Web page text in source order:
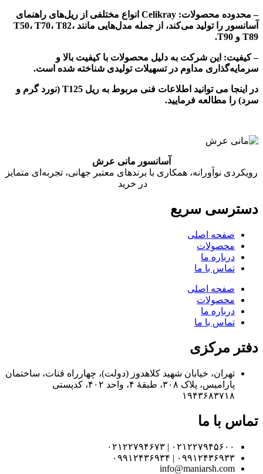
– محدوده محصولات: Celikray انواع مختلفی از ریل‌های راهنمای
آسانسور را تولید می‌کند، از جمله مدل‌هایی مانند T50، T70، T82،
T89 و T90.
– کیفیت: این شرکت به دلیل محصولات با کیفیت بالا و
سرمایه‌گذاری مداوم در تسهیلات تولیدی شناخته شده است.
در اینجا می توانید اطلاعات فنی مربوط به ریل T125 (نورد گرم و
سرد) را مطالعه فرمایید.
آسانسور مانی عرش
رویکردی نوآورانه، همکاری با برندهای معتبر جهانی، تجربه‌ای متمایز
در خرید
دسترسی سریع
صفحه اصلی
محصولات
درباره ما
تماس با ما
صفحه اصلی
محصولات
درباره ما
تماس با ما
دفتر مرکزی
تهران، خیابان شهید کلاهدوز (دولت)، چهارراه قنات، ساختمان
پارامیس، پلاک ۳۰۸، طبقهٔ ۴، واحد ۴۰۲، کدپستی
۱۹۴۳۶۸۳۷۱۸
تماس با ما
۰۲۱۲۲۷۹۴۵۶۰۰ | ۰۲۱۲۲۷۹۴۶۷۳
۰۹۹۱۲۴۳۶۹۳۳ | ۰۹۹۱۲۴۳۶۹۳۴
info@maniarsh.com